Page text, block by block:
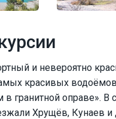
и невероятно
красивых
гранитной оправе». В
Хрущёв, Кунаев и